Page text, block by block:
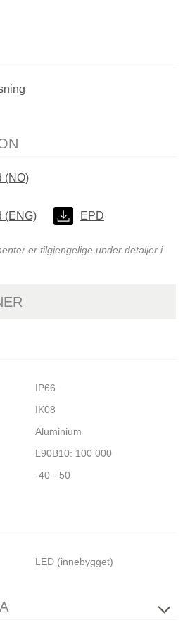
(NO)
(ENG) EPD
er tilgjengelige under detaljer i
IP66
IK08
Aluminium
L90B10: 100 000
-40 - 50
LED (innebygget)